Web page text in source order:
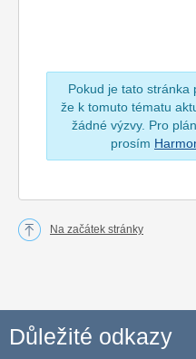
Pokud je tato stránka
že k tomuto tématu
žádné výzvy. Pro
prosím
Na začátek stránky
Důležité odkazy